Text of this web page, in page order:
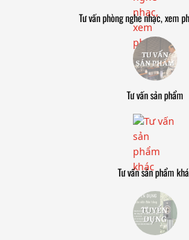
Tư vấn phòng nghe nhạc, xem
Tư vấn sản phẩm
Tư vấn sản phẩm